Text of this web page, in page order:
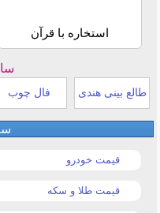
استخاره با قرآن
طالع بینی هندی فال چوب
قیمت خودرو
قیمت طلا و سکه